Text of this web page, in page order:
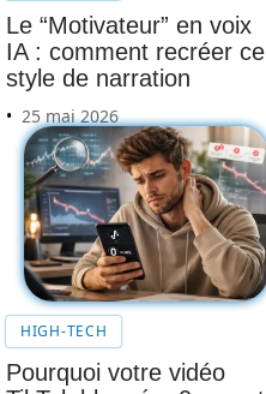
Le “Motivateur” en voix
IA : comment recréer ce
style de narration
25 mai 2026
HIGH-TECH
Pourquoi votre vidéo